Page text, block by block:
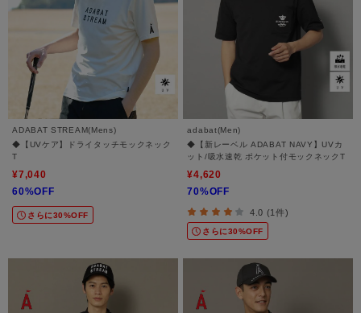
ADABAT STREAM(Mens)
◆【UVケア】ドライタッチモックネック
T
¥7,040
60%OFF
さらに30%OFF
adabat(Men)
◆【新レーベル ADABAT NAVY】UVカ
ット/吸水速乾 ポケット付モックネックT
¥4,620
70%OFF
4.0 (1件)
さらに30%OFF